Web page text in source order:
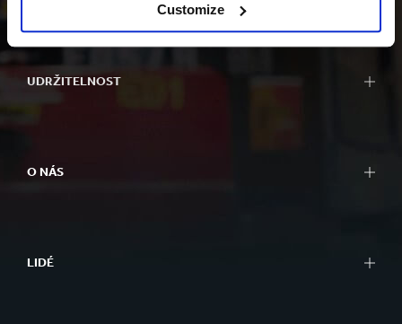
Customize
UDRŽITELNOST
O NÁS
LIDÉ